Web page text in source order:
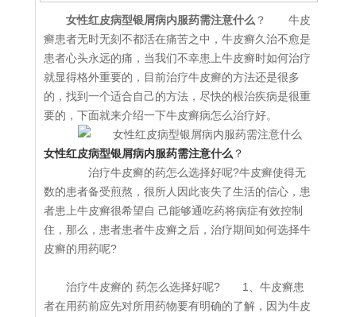
女性红皮病型银屑病内服药需注意什么 ？ 牛皮
癣患者无时无刻不都活在痛苦之中，牛皮癣久治不愈是
患者心头永远的痛，当我们不幸患上牛皮癣时如何治疗
就显得格外重要的，目前治疗牛皮癣的方法还是很多
的，找到一个适合自己的方法，尽快的根治疾病是很重
要的，下面就来介绍一下牛皮癣病怎么治疗好。
女性红皮病型银屑病内服药需注意什么 ？
治疗牛皮癣的药怎么选择好呢?牛皮癣使得无
数的患者备受煎熬，很所人因此丧失了生活的信心，患
者患上牛皮癣很希望自 己能够通吃药将病症有效控制
住，那么，患者患者牛皮癣之后，治疗期间如何选择牛
皮癣的用药呢?
治疗牛皮癣的 药怎么选择好呢? 1、牛皮癣患
者在用药前应先对所用药物要有明确的了解，因为牛皮